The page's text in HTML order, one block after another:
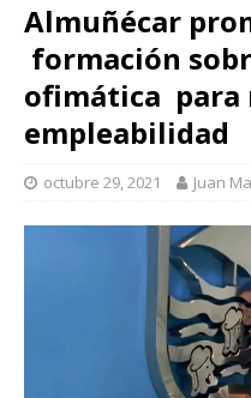
Almuñécar
formación
ofimática para
empleabilidad
octubre 29, 2021 Juan